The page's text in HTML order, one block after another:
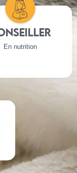
En nutrition